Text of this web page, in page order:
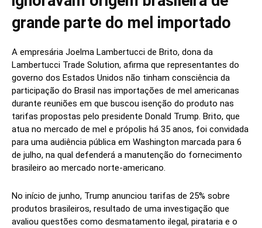
grande parte do mel importado
A empresária Joelma Lambertucci de Brito, dona da
Lambertucci Trade Solution, afirma que representantes do
governo dos Estados Unidos não tinham consciência da
participação do Brasil nas importações de mel americanas
durante reuniões em que buscou isenção do produto nas
tarifas propostas pelo presidente Donald Trump. Brito, que
atua no mercado de mel e própolis há 35 anos, foi convidada
para uma audiência pública em Washington marcada para 6
de julho, na qual defenderá a manutenção do fornecimento
brasileiro ao mercado norte-americano.
No início de junho, Trump anunciou tarifas de 25% sobre
produtos brasileiros, resultado de uma investigação que
avaliou questões como desmatamento ilegal, pirataria e o